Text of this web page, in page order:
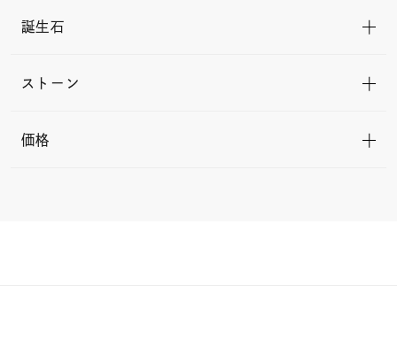
誕生石
ストーン
価格